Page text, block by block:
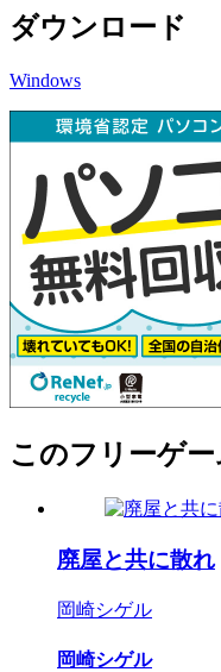
ダウンロード
Windows
このフリーゲ
廃屋と共に散れ
岡崎シゲル
岡崎シゲル